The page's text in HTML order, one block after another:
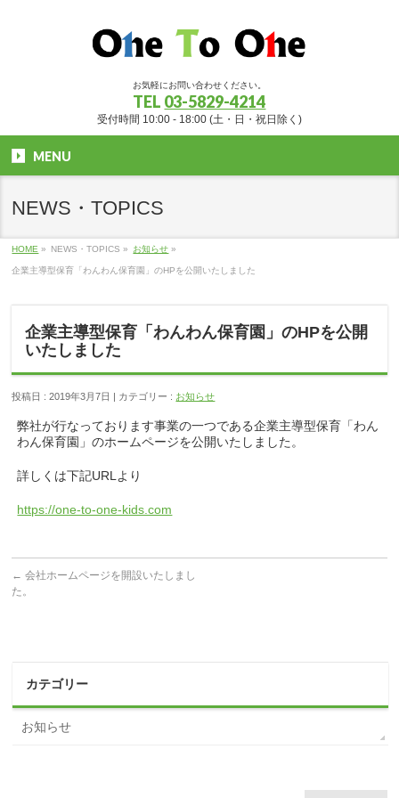
お気軽にお問い合わせください。
TEL 03-5829-4214
受付時間 10:00 - 18:00 (土・日・祝日除く)
MENU
NEWS・TOPICS
HOME » NEWS・TOPICS » お知らせ »
企業主導型保育「わんわん保育園」のHPを公開いたしました
企業主導型保育「わんわん保育園」のHPを公開
いたしました
投稿日 : 2019年3月7日 | カテゴリー : お知らせ
弊社が行なっております事業の一つである企業主導型保育「わん
わん保育園」のホームページを公開いたしました。
詳しくは下記URLより
https://one-to-one-kids.com
← 会社ホームページを開設いたしまし
た。
カテゴリー
お知らせ